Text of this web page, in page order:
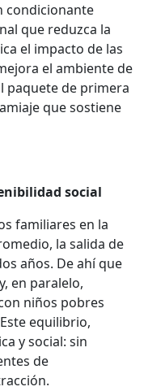
condicionante
que reduzca la
el impacto de las
el ambiente de
paquete de primera
que sostiene
social
familiares en la
la salida de
años. De ahí que
en paralelo,
niños pobres
equilibrio,
y social: sin
de